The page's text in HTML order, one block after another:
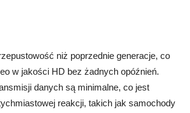
niż poprzednie generacje, co
w jakości HD bez żadnych opóźnień.
danych są minimalne, co jest
reakcji, takich jak samochody